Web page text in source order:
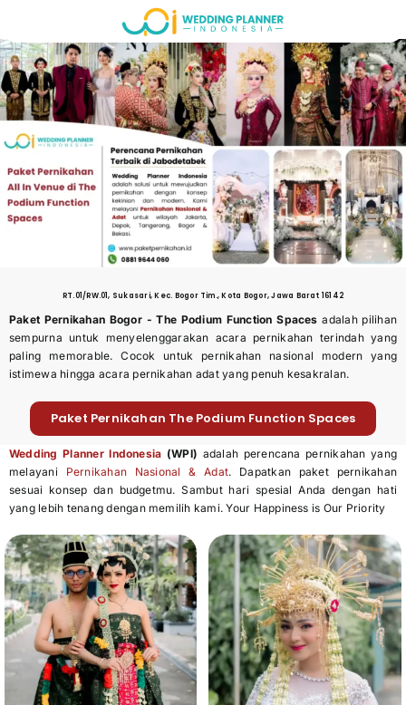
to
content
RT.01/RW.01, Sukasari, Kec. Bogor Tim., Kota Bogor, Jawa Barat 16142
Paket Pernikahan Bogor -The Podium Function Spaces adalah pilihan
sempurna untuk menyelenggarakan acara pernikahan terindah yang
paling memorable. Cocok untuk pernikahan nasional modern yang
istimewa hingga acara pernikahan adat yang penuh kesakralan.
Paket Pernikahan The Podium Function Spaces
Wedding Planner Indonesia (WPI) adalah perencana pernikahan yang
melayani Pernikahan Nasional & Adat. Dapatkan paket pernikahan
sesuai konsep dan budgetmu. Sambut hari spesial Anda dengan hati
yang lebih tenang dengan memilih kami. Your Happiness is Our Priority